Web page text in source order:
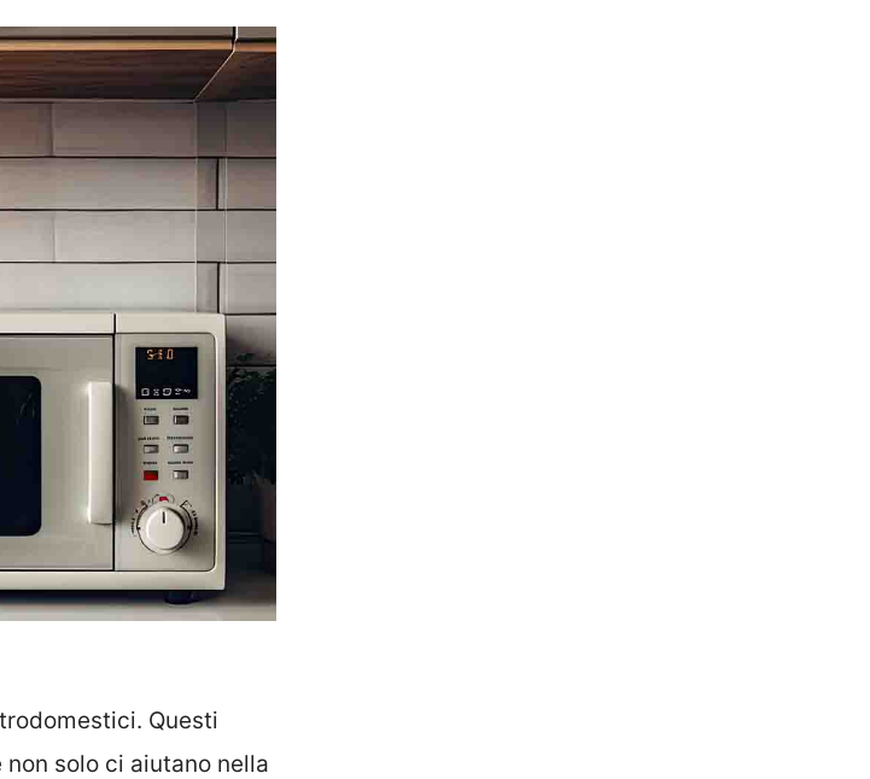
Questi
solo ci aiutano nella